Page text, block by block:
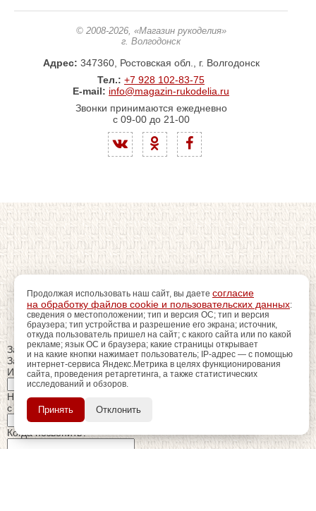
© 2008-2026, «Магазин рукоделия»
г. Волгодонск
Адрес: 347360, Ростовская обл., г. Волгодонск
Тел.: +7 928 102-83-75
E-mail: info@magazin-rukodelia.ru
Звонки принимаются ежедневно
с 09-00 до 21-00
Продолжая использовать наш сайт, вы даете согласие
на обработку файлов cookie и пользовательских данных:
сведения о местоположении; тип и версия ОС; тип и версия
браузера; тип устройства и разрешение его экрана; источник,
откуда пользователь пришел на сайт; с какого сайта или по какой
рекламе; язык ОС и браузера; какие страницы открывает
и на какие кнопки нажимает пользователь; IP-адрес — с помощью
интернет-сервиса Яндекс.Метрика в целях функционирования
сайта, проведения ретаргетинга, а также статистических
исследований и обзоров.
Принять Отклонить
Закрыть
Заказ обратного звонка
Имя Отчество:
Номер телефона:
с кодом города
Когда позвонить?
Пройдитерегистрацию
использования
дополнительных возможностей